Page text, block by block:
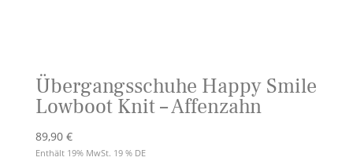
Übergangsschuhe Happy Smile
Lowboot Knit – Affenzahn
89,90 €
Enthält 19% MwSt. 19 % DE